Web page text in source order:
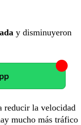
y disminuyeron
reducir la velocidad
mucho más tráfico